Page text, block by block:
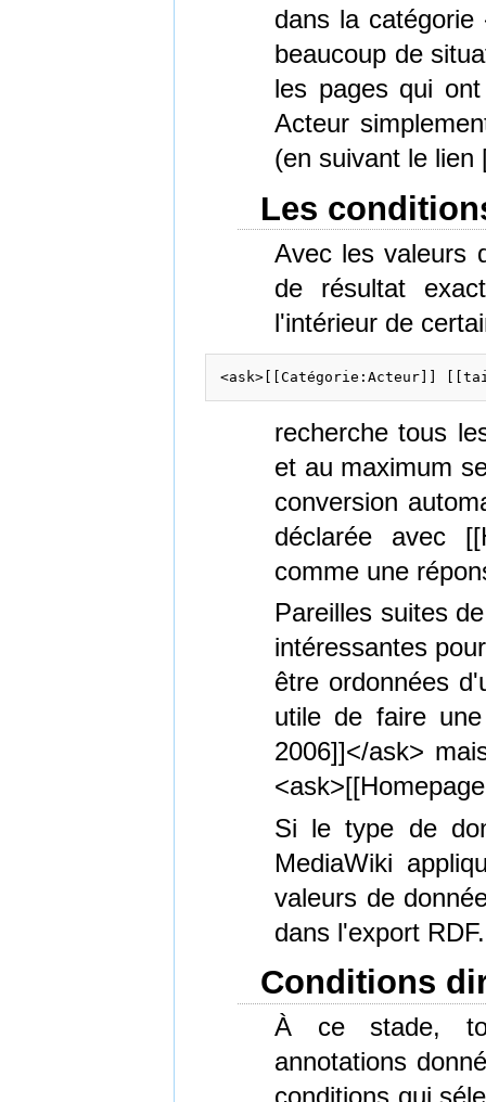
dans la
beaucoup de
les pages qui
Acteur
(en suivant le
Les
Avec les valeurs
de résultat
l'intérieur de
recherche tous
et au maximum
conversion
déclarée avec
comme une
Pareilles suites
intéressantes
être ordonnées
utile de faire
2006]]</ask>
Si le type de
MediaWiki
valeurs de
dans l'export RDF.
Conditions
À ce stade,
annotations